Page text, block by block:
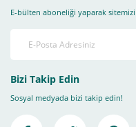
E-bülten aboneliği yaparak
Bizi Takip Edin
Sosyal medyada bizi takip edin!